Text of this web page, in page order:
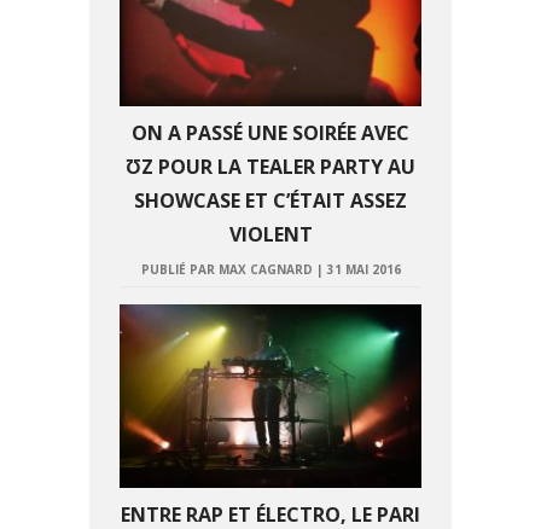
ON A PASSÉ UNE SOIRÉE AVEC
ƱZ POUR LA TEALER PARTY AU
SHOWCASE ET C’ÉTAIT ASSEZ
VIOLENT
PUBLIÉ PAR MAX CAGNARD | 31 MAI 2016
ENTRE RAP ET ÉLECTRO, LE PARI